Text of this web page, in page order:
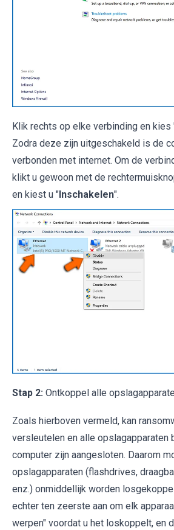
Klik rechts op elke verbinding en kies
Zodra deze zijn uitgeschakeld is de
verbonden met internet. Om de
klikt u gewoon met de
en kiest u "Inschakelen".
Stap 2: Ontkoppel alle
Zoals hierboven vermeld, kan
versleutelen en alle opslagapparaten
computer zijn aangesloten. Daarom
opslagapparaten (flashdrives,
enz.) onmiddellijk worden
echter ten zeerste aan om elk
werpen" voordat u het loskoppelt, en